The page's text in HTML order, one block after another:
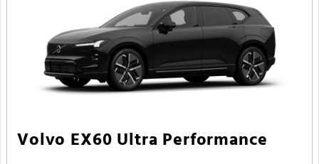
Volvo EX60 Ultra Performance